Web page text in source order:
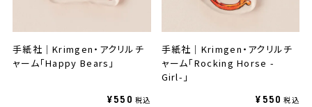
手紙社｜Krimgen・アクリルチ
ャーム「Happy Bears」
¥550
手紙社｜Krimgen・アクリルチ
ャーム「Rocking Horse -
Girl-」
¥550